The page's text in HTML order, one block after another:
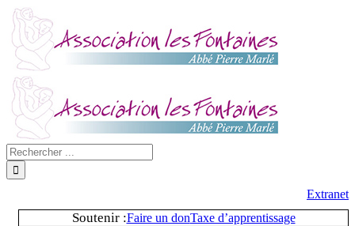
Extranet
Soutenir :Faire un donTaxe d’apprentissage